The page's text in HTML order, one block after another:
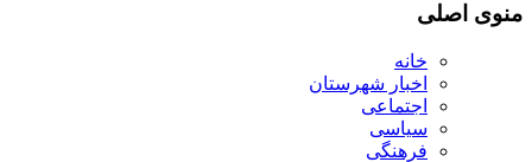
منوی اصلی
خانه
اخبار شهرستان
اجتماعی
سیاسی
فرهنگی